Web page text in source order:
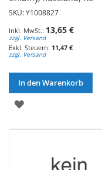
SKU: Y1008827
13,65 €
zzgl. Versand
11,47 €
zzgl. Versand
In den Warenkorb
ZUR